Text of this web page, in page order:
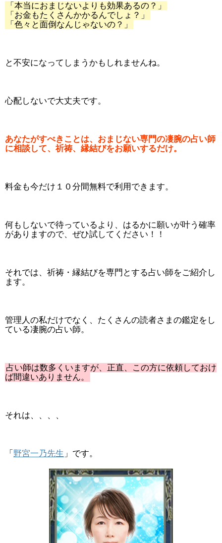
「本当におまじないよりも効果あるの？」
「お金もたくさんかかるんでしょ？」
「色々と面倒なんじゃないの？」
と不安になってしまうかもしれませんね。
心配しないで大丈夫です。
あなたがすべきことは、おまじない専門の凄腕の占い師
に相談して、祈祷、縁結びをお願いするだけ。
料金も今だけ１０分間無料で利用できます。
何もしないで待っているより、はるかに願いが叶う確率
がありますので、ぜひ試してください！！
それでは、祈祷・縁結びを専門とする占い師をご紹介し
ます。
管理人の私だけでなく、たくさんの読者さまの鑑定をし
ている凄腕の占い師。
占い師は数多くいますが、正直、この方に依頼しておけ
ば間違いありません。
それは、、、、
「 野宮一乃先生 」です。